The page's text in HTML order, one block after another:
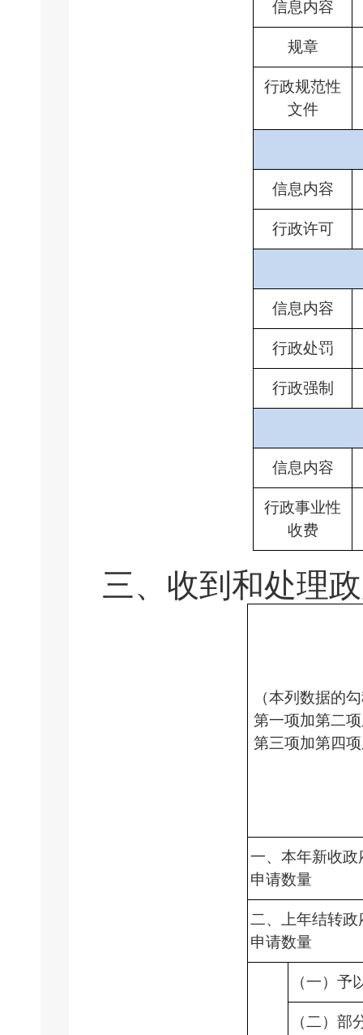
信息内容
规章
行政规范性
文件
信息内容
行政许可
信息内容
行政处罚
行政强制
信息内容
行政事业性
收费
三、收到和处理
（本列数据的
第一项加第二
第三项加第四
一、本年新收政
申请数量
二、上年结转
申请数量
（一）予
（二）部